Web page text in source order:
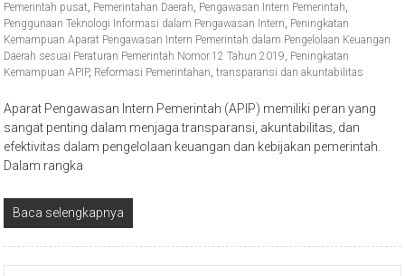
Pemerintah pusat, Pemerintahan Daerah, Pengawasan Intern Pemerintah,
Penggunaan Teknologi Informasi dalam Pengawasan Intern, Peningkatan
Kemampuan Aparat Pengawasan Intern Pemerintah dalam Pengelolaan Keuangan
Daerah sesuai Peraturan Pemerintah Nomor.12 Tahun 2019, Peningkatan
Kemampuan APIP, Reformasi Pemerintahan,transparansi dan akuntabilitas
Aparat Pengawasan Intern Pemerintah (APIP) memiliki peran yang
sangat penting dalam menjaga transparansi, akuntabilitas, dan
efektivitas dalam pengelolaan keuangan dan kebijakan pemerintah.
Dalam rangka
Baca selengkapnya